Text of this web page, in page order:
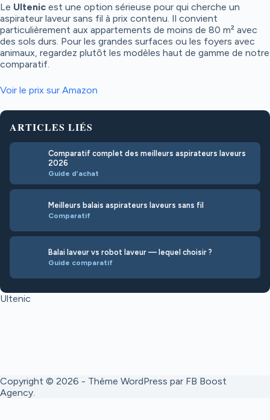
Le Ultenic est une option sérieuse pour qui cherche un
aspirateur laveur sans fil à prix contenu. Il convient
particulièrement aux appartements de moins de 80 m² avec
des sols durs. Pour les grandes surfaces ou les foyers avec
animaux, regardez plutôt les modèles haut de gamme de notre
comparatif.
Voir le prix sur Amazon
ARTICLES LIÉS
Comparatif complet des meilleurs aspirateurs laveurs
2026
Guide d’achat
Meilleurs balais aspirateurs laveurs sans fil
Comparatif
Balai laveur vs robot laveur — lequel choisir ?
Guide comparatif
Ultenic
Copyright © 2026 - Thème WordPress par FB Boost
Agency.